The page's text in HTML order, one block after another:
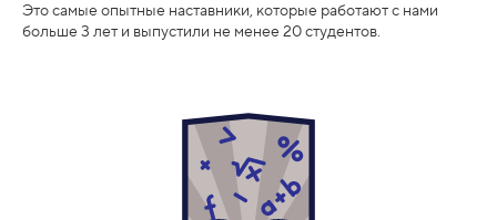
Это самые опытные наставники, которые работают с нами
больше 3 лет и выпустили не менее 20 студентов.